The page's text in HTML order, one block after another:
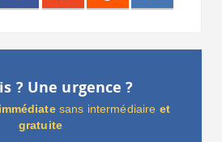
? Une urgence ?
immédiatesans intermédiaire et
gratuite